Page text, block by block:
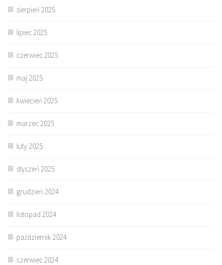
sierpień 2025
lipiec 2025
czerwiec 2025
maj 2025
kwiecień 2025
marzec 2025
luty 2025
styczeń 2025
grudzień 2024
listopad 2024
październik 2024
czerwiec 2024